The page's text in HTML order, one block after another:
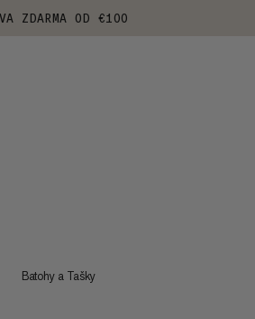
ZDARMA OD €100
Batohy a Tašky